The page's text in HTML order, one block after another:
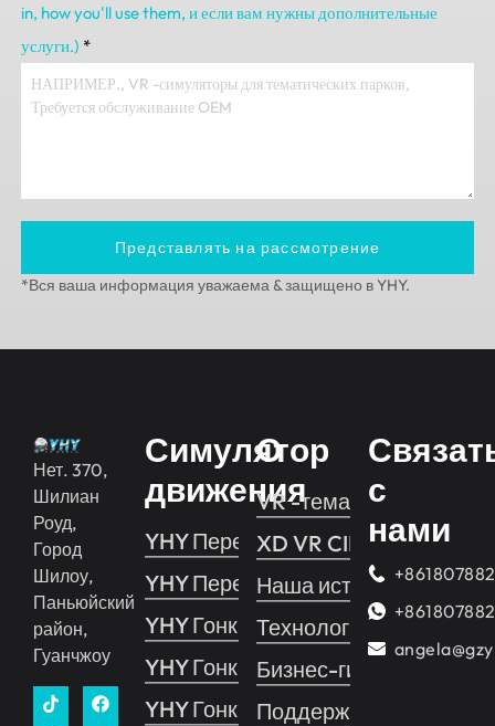
in, how you'll use them, и если вам нужны дополнительные
услуги.) *
Представлять на рассмотрение
*Вся ваша информация уважаема & защищено в YHY.
Нет. 370,
Шилиан
Роуд,
Город
Шилоу,
Паньюйский
район,
Гуанчжоу
Симулятор
движения
YHY Пересечение 2
YHY Пересечение 1
YHY Гонки
YHY Гонки VR
YHY Гонки Про
О
VR -тематический парк
XD VR CINEMA
Наша история
Технология
Бизнес-гид
Поддерживать
с
нами